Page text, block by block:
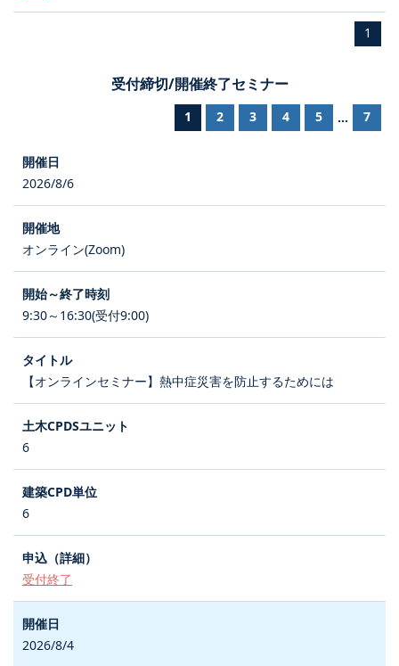
1
受付締切/開催終了セミナー
1 2 3 4 5 ... 7
2026/8/6
オンライン(Zoom)
9:30～16:30(受付9:00)
【オンラインセミナー】熱中症災害を防止するためには
6
6
受付終了
2026/8/4